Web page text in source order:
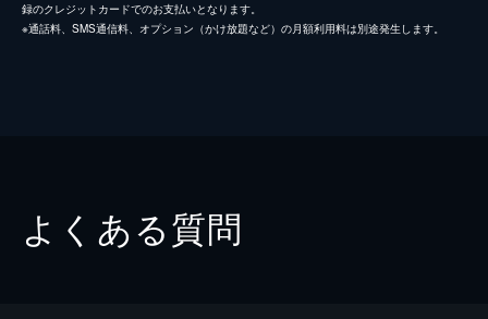
録のクレジットカードでのお支払いとなります。
※通話料、SMS通信料、オプション（かけ放題など）の月額利用料は別途発生します。
よくある質問